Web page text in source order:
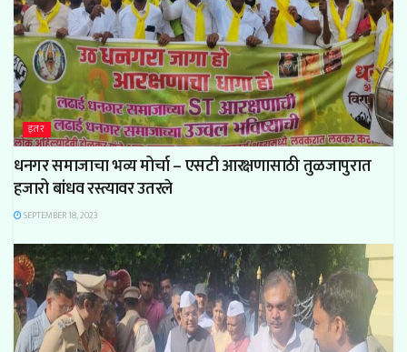
इतर
धनगर समाजाचा भव्य मोर्चा – एसटी आरक्षणासाठी तुळजापुरात
हजारो बांधव रस्त्यावर उतरले
SEPTEMBER 18, 2023